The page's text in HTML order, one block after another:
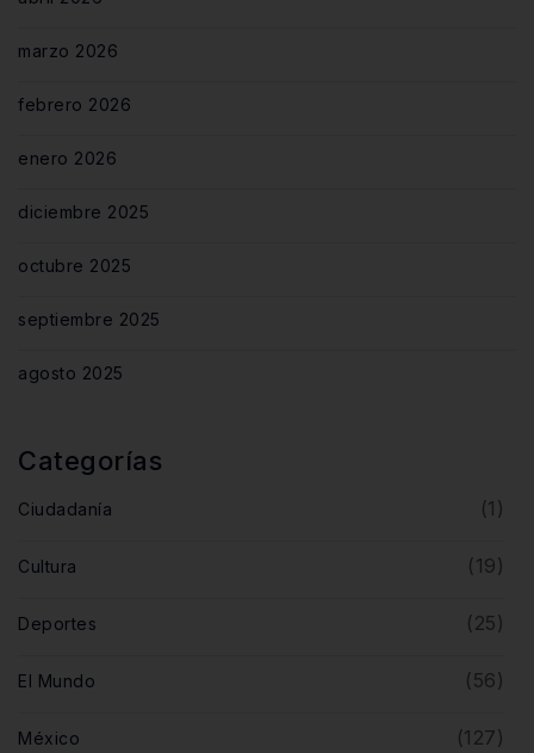
marzo 2026
febrero 2026
enero 2026
diciembre 2025
octubre 2025
septiembre 2025
agosto 2025
Categorías
Ciudadanía (1)
Cultura (19)
Deportes (25)
El Mundo (56)
México (127)